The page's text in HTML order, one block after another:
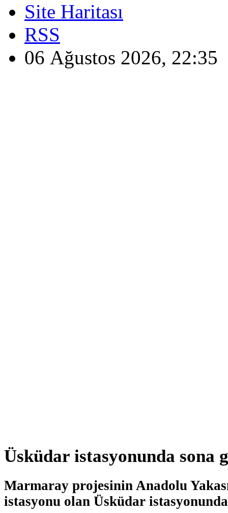
Site Haritası
RSS
06 Ağustos 2026, 22:35
Üsküdar istasyonunda sona
Marmaray projesinin Anadolu
istasyonu olan Üsküdar istasyonunda